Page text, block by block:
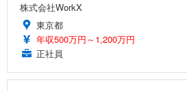
株式会社WorkX
東京都
年収500万円～1,200万円
正社員